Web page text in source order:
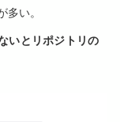
多い。
いとリポジトリの